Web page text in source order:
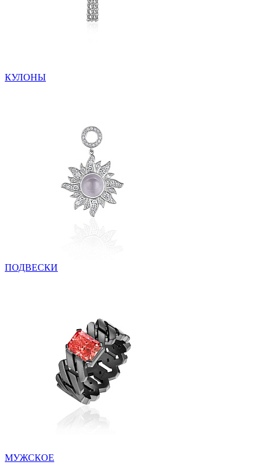
КУЛОНЫ
ПОДВЕСКИ
МУЖСКОЕ